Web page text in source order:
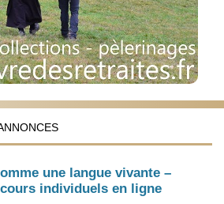
une langue vivante –
individuels en ligne